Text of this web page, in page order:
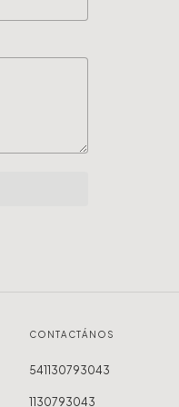
CONTACTÁNOS
541130793043
1130793043